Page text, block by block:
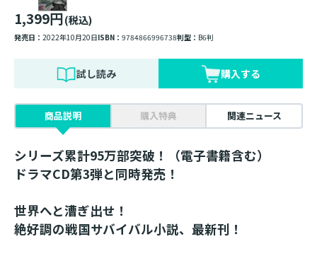
1,399円(税込)
発売日： 2022年10月20日ISBN： 9784866996738判型： B6判
試し読み 購入する
商品説明 購入特典 関連ニュース
シリーズ累計95万部突破！（電子書籍含む）
ドラマCD第3弾と同時発売！
世界へと漕ぎ出せ！
絶好調の戦国サバイバル小説、最新刊！